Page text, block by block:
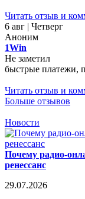
Читать отзыв и
6 авг | Четверг
Аноним
1Win
Не заметил
быстрые платежи,
Читать отзыв и
Больше отзывов
Новости
Почему радио-
ренессанс
29.07.2026